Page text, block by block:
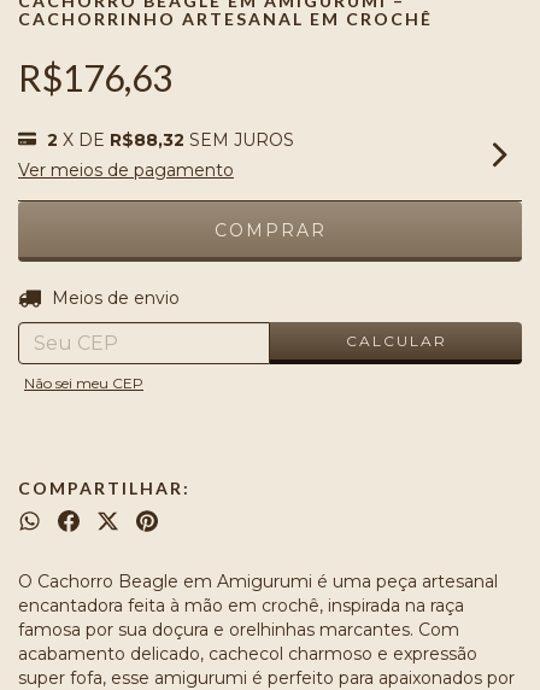
CACHORRINHO ARTESANAL EM CROCHÊ
R$176,63
2 X DE R$88,32 SEM JUROS
Ver meios de pagamento
Entregas para o CEP:
Meios de envio
CALCULAR
Não sei meu CEP
COMPARTILHAR:
O Cachorro Beagle em Amigurumi é uma peça artesanal
encantadora feita à mão em crochê, inspirada na raça
famosa por sua doçura e orelhinhas marcantes. Com
acabamento delicado, cachecol charmoso e expressão
super fofa, esse amigurumi é perfeito para apaixonados por